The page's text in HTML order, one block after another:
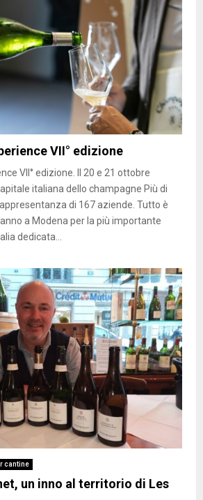
VII° edizione
VII° edizione. Il 20 e 21 ottobre
italiana dello champagne Più di
di 167 aziende. Tutto è
a Modena per la più importante
dedicata...
cantine
un inno al territorio di Les